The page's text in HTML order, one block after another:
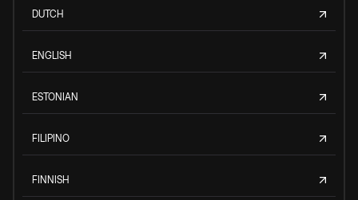
DUTCH
ENGLISH
ESTONIAN
FILIPINO
FINNISH